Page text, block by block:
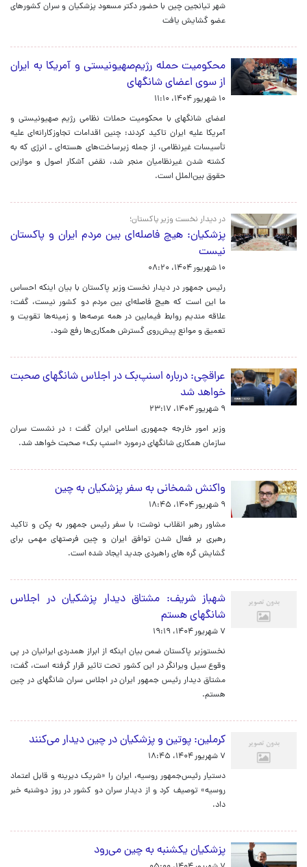
شهر تیانجین چین با حضور دکتر مسعود پزشکیان و سران کشورهای
عضو گشایش یافت
محکومیت حمله رژیم‌صهیونیستی و آمریکا به ایران
از سوی اعضای شانگهای
۱۰ شهریور ۱۴۰۴، ۱۱:۱۰
اعضای شانگهای با محکومیت حملات نظامی رژیم صهیونیستی و
آمریکا علیه ایران تاکید کردند: چنین اقدامات تجاوزکارانه‌ای علیه
تأسیسات غیرنظامی، از جمله زیرساخت‌های هسته‌ای ـ انرژی که به
کشته شدن غیرنظامیان منجر شد، نقض آشکار اصول و موازین
حقوق بین‌الملل است.
در دیدار نخست وزیر پاکستان؛
پزشکیان: هیچ فاصله‌ای بین مردم ایران و پاکستان
نیست
۱۰ شهریور ۱۴۰۴، ۰۸:۲۰
رئیس جمهور در دیدار نخست وزیر پاکستان با بیان اینکه احساس
ما این است که هیچ فاصله‌ای بین مردم دو کشور نیست، گفت:
علاقه مندیم روابط فیمابین در همه عرصه‌ها و زمینه‌ها تقویت و
تعمیق و موانع پیش‌روی گسترش همکاری‌ها رفع شود.
عراقچی: درباره اسنپ‌بک در اجلاس شانگهای صحبت
خواهد شد
۹ شهریور ۱۴۰۴، ۲۳:۱۷
وزیر امور خارجه جمهوری اسلامی ایران گفت : در نشست سران
سازمان همکاری شانگهای درمورد «اسنپ بک» صحبت خواهد شد.
واکنش شمخانی به سفر پزشکیان به چین
۹ شهریور ۱۴۰۴، ۱۸:۴۵
مشاور رهبر انقلاب نوشت: با سفر رئیس جمهور به پکن و تاکید
رهبری بر فعال شدن توافق ایران و چین فرصتهای مهمی برای
گشایش گره های راهبردی جدید ایجاد شده است.
شهباز شریف: مشتاق دیدار پزشکیان در اجلاس
شانگهای هستم
۷ شهریور ۱۴۰۴، ۱۹:۱۹
نخستوزیر پاکستان ضمن بیان اینکه از ابراز همدردی ایرانیان در پی
وقوع سیل ویرانگر در این کشور تحت تاثیر قرار گرفته است، گفت:
مشتاق دیدار رئیس جمهور ایران در اجلاس سران شانگهای در چین
هستم.
کرملین: پوتین و پزشکیان در چین دیدار می‌کنند
۷ شهریور ۱۴۰۴، ۱۸:۴۵
دستیار رئیس‌جمهور روسیه، ایران را «شریک دیرینه و قابل اعتماد
روسیه» توصیف کرد و از دیدار سران دو کشور در روز دوشنبه خبر
داد.
پزشکیان یکشنبه به چین می‌رود